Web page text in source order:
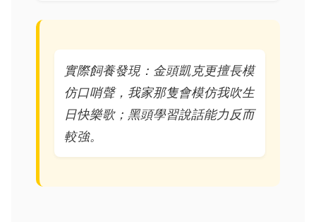
實際飼養發現：金頭凱克更擅長模
仿口哨聲，我家那隻會模仿我吹生
日快樂歌；黑頭學習說話能力反而
較強。